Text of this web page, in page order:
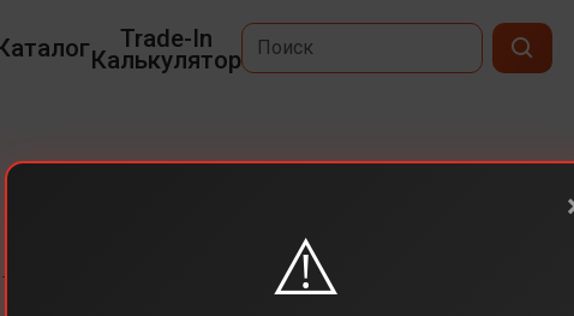
Trade-In
Калькулятор
⚠️